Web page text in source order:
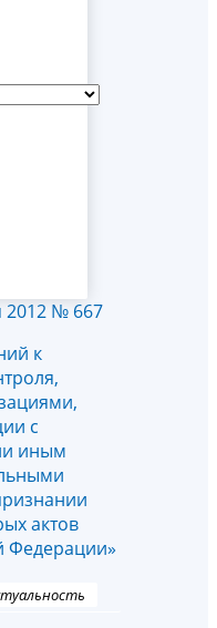
2012 № 667
к
с
иным
актов
Федерации»